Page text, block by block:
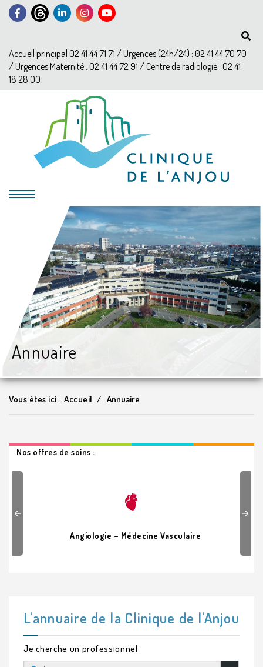
Accueil principal 02 41 44 71 71 / Urgences (24h/24) : 02 41 44 70 70
/ Urgences Maternité : 02 41 44 72 91 / Centre de radiologie : 02 41
18 28 00
Annuaire
Vous ètes ici: Accueil Annuaire
Nos offres de soins :
Previous
Angiologie – Médecine Vasculaire
Next
L'annuaire de la Clinique de l'Anjou
Je cherche un professionnel